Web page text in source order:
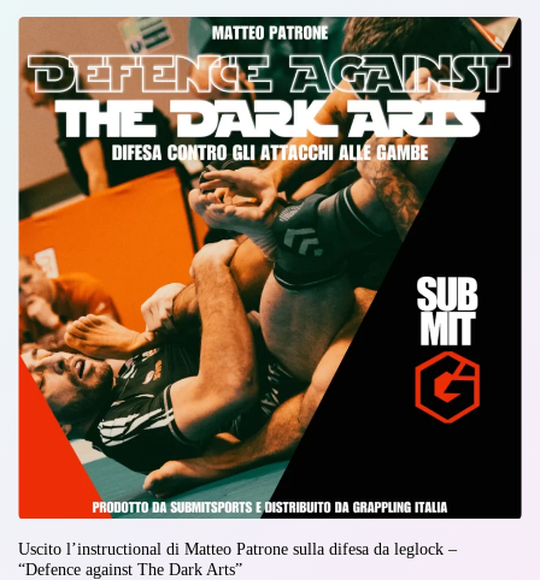
Uscito l’instructional di Matteo Patrone sulla difesa da leglock –
“Defence against The Dark Arts”